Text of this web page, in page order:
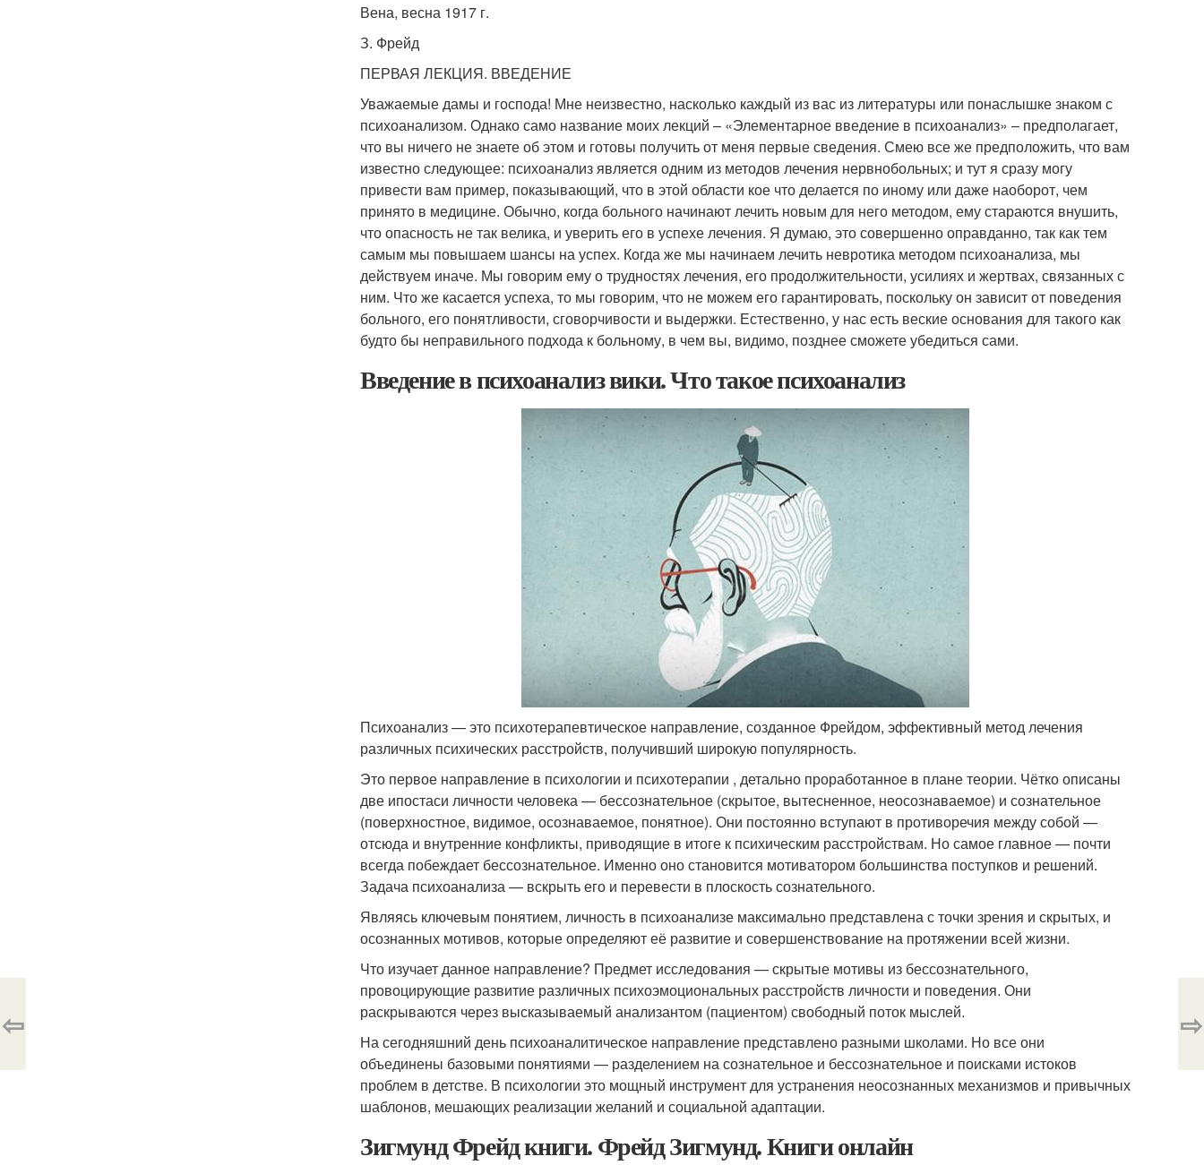
Вена, весна 1917 г.
З. Фрейд
ПЕРВАЯ ЛЕКЦИЯ. ВВЕДЕНИЕ
Уважаемые дамы и господа! Мне неизвестно, насколько каждый из вас из литературы или понаслышке знаком с
психоанализом. Однако само название моих лекций – «Элементарное введение в психоанализ» – предполагает,
что вы ничего не знаете об этом и готовы получить от меня первые сведения. Смею все же предположить, что вам
известно следующее: психоанализ является одним из методов лечения нервнобольных; и тут я сразу могу
привести вам пример, показывающий, что в этой области кое что делается по иному или даже наоборот, чем
принято в медицине. Обычно, когда больного начинают лечить новым для него методом, ему стараются внушить,
что опасность не так велика, и уверить его в успехе лечения. Я думаю, это совершенно оправданно, так как тем
самым мы повышаем шансы на успех. Когда же мы начинаем лечить невротика методом психоанализа, мы
действуем иначе. Мы говорим ему о трудностях лечения, его продолжительности, усилиях и жертвах, связанных с
ним. Что же касается успеха, то мы говорим, что не можем его гарантировать, поскольку он зависит от поведения
больного, его понятливости, сговорчивости и выдержки. Естественно, у нас есть веские основания для такого как
будто бы неправильного подхода к больному, в чем вы, видимо, позднее сможете убедиться сами.
Введение в психоанализ вики. Что такое психоанализ
Психоанализ — это психотерапевтическое направление, созданное Фрейдом, эффективный метод лечения
различных психических расстройств, получивший широкую популярность.
Это первое направление в психологии и психотерапии , детально проработанное в плане теории. Чётко описаны
две ипостаси личности человека — бессознательное (скрытое, вытесненное, неосознаваемое) и сознательное
(поверхностное, видимое, осознаваемое, понятное). Они постоянно вступают в противоречия между собой —
отсюда и внутренние конфликты, приводящие в итоге к психическим расстройствам. Но самое главное — почти
всегда побеждает бессознательное. Именно оно становится мотиватором большинства поступков и решений.
Задача психоанализа — вскрыть его и перевести в плоскость сознательного.
Являясь ключевым понятием, личность в психоанализе максимально представлена с точки зрения и скрытых, и
осознанных мотивов, которые определяют её развитие и совершенствование на протяжении всей жизни.
Что изучает данное направление? Предмет исследования — скрытые мотивы из бессознательного,
провоцирующие развитие различных психоэмоциональных расстройств личности и поведения. Они
раскрываются через высказываемый анализантом (пациентом) свободный поток мыслей.
На сегодняшний день психоаналитическое направление представлено разными школами. Но все они
объединены базовыми понятиями — разделением на сознательное и бессознательное и поисками истоков
проблем в детстве. В психологии это мощный инструмент для устранения неосознанных механизмов и привычных
шаблонов, мешающих реализации желаний и социальной адаптации.
Зигмунд Фрейд книги. Фрейд Зигмунд. Книги онлайн
⇦ ⇨